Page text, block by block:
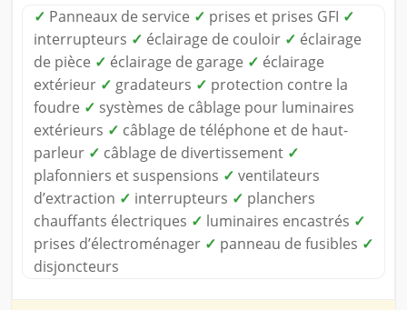
✓ Panneaux de service ✓ prises et prises GFI ✓
interrupteurs ✓ éclairage de couloir ✓ éclairage
de pièce ✓ éclairage de garage ✓ éclairage
extérieur ✓ gradateurs ✓ protection contre la
foudre ✓ systèmes de câblage pour luminaires
extérieurs ✓ câblage de téléphone et de haut-
parleur ✓ câblage de divertissement ✓
plafonniers et suspensions ✓ ventilateurs
d’extraction ✓ interrupteurs ✓ planchers
chauffants électriques ✓ luminaires encastrés ✓
prises d’électroménager ✓ panneau de fusibles ✓
disjoncteurs